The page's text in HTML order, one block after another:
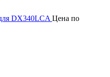
DX340LCA Цена по